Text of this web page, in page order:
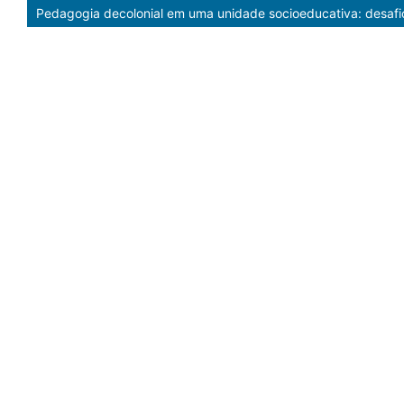
Pedagogia decolonial em uma unidade socioeducativa: